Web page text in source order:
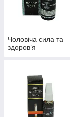
Чоловіча сила та
здоров’я